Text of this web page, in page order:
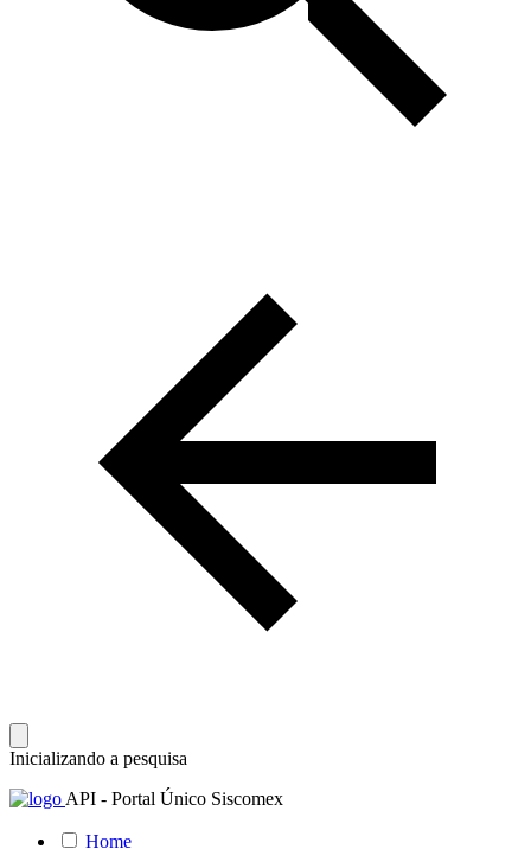
Inicializando a pesquisa
API - Portal Único Siscomex
Home